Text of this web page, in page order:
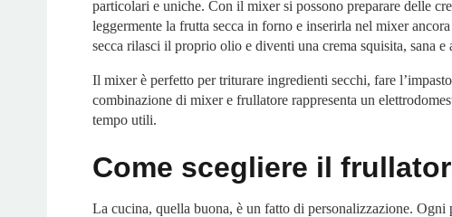
particolari e uniche. Con il mixer si possono preparare delle
leggermente la frutta secca in forno e inserirla nel mixer
secca rilasci il proprio olio e diventi una crema squisita, sana e
Il mixer è perfetto per triturare ingredienti secchi, fare
combinazione di mixer e frullatore rappresenta un
tempo utili.
Come scegliere il
La cucina, quella buona, è un fatto di personalizzazione. Ogni